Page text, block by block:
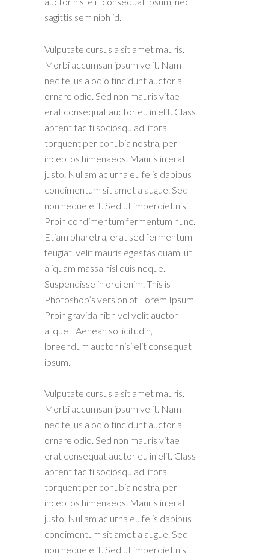
sagittis sem nibh id.
Vulputate cursus a sit amet mauris.
Morbi accumsan ipsum velit. Nam
nec tellus a odio tincidunt auctor a
ornare odio. Sed non mauris vitae
erat consequat auctor eu in elit. Class
aptent taciti sociosqu ad litora
torquent per conubia nostra, per
inceptos himenaeos. Mauris in erat
justo. Nullam ac urna eu felis dapibus
condimentum sit amet a augue. Sed
non neque elit. Sed ut imperdiet nisi.
Proin condimentum fermentum nunc.
Etiam pharetra, erat sed fermentum
feugiat, velit mauris egestas quam, ut
aliquam massa nisl quis neque.
Suspendisse in orci enim. This is
Photoshop’s version of Lorem Ipsum.
Proin gravida nibh vel velit auctor
aliquet. Aenean sollicitudin,
loreendum auctor nisi elit consequat
ipsum.
Vulputate cursus a sit amet mauris.
Morbi accumsan ipsum velit. Nam
nec tellus a odio tincidunt auctor a
ornare odio. Sed non mauris vitae
erat consequat auctor eu in elit. Class
aptent taciti sociosqu ad litora
torquent per conubia nostra, per
inceptos himenaeos. Mauris in erat
justo. Nullam ac urna eu felis dapibus
condimentum sit amet a augue. Sed
non neque elit. Sed ut imperdiet nisi.